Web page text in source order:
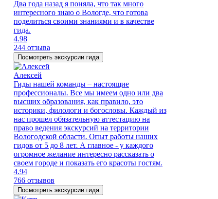
Два года назад я поняла, что так много
интересного знаю о Вологде, что готова
поделиться своими знаниями и в качестве
гида.
4.98
244 отзыва
Посмотреть экскурсии гида
Алексей
Гиды нашей команды – настоящие
профессионалы. Все мы имеем одно или два
высших образования, как правило, это
историки, филологи и богословы. Каждый из
нас прошел обязательную аттестацию на
право ведения экскурсий на территории
Вологодской области. Опыт работы наших
гидов от 5 до 8 лет. А главное - у каждого
огромное желание интересно рассказать о
своем городе и показать его красоты гостям.
4.94
766 отзывов
Посмотреть экскурсии гида